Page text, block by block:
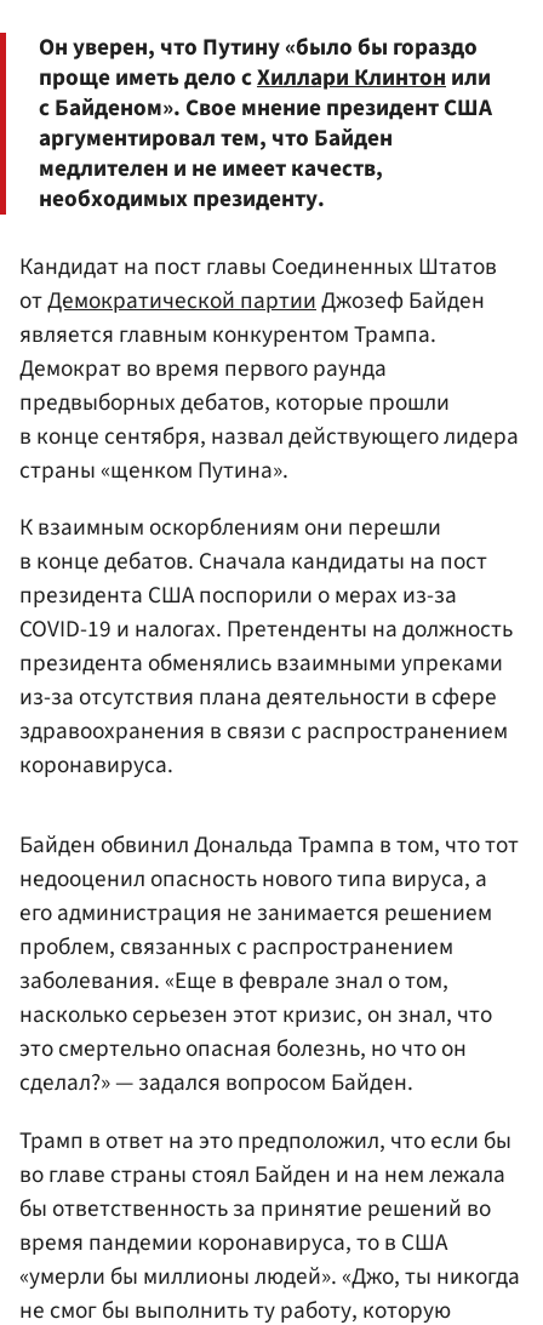
Он уверен, что Путину «было бы гораздо
проще иметь дело сХиллари Клинтонили
с Байденом». Свое мнение президент США
аргументировал тем, что Байден
медлителен и не имеет качеств,
необходимых президенту.
Кандидат на пост главы Соединенных Штатов
отДемократической партииДжозеф Байден
является главным конкурентом Трампа.
Демократ во время первого раунда
предвыборных дебатов, которые прошли
в конце сентября, назвал действующего лидера
страны «щенком Путина».
К взаимным оскорблениям они перешли
в конце дебатов. Сначала кандидаты на пост
президента США поспорили о мерах из-за
COVID-19 и налогах. Претенденты на должность
президента обменялись взаимными упреками
из-за отсутствия плана деятельности в сфере
здравоохранения в связи с распространением
коронавируса.
Байден обвинил Дональда Трампа в том, что тот
недооценил опасность нового типа вируса, а
его администрация не занимается решением
проблем, связанных с распространением
заболевания. «Еще в феврале знал о том,
насколько серьезен этот кризис, он знал, что
это смертельно опасная болезнь, но что он
сделал?» — задался вопросом Байден.
Трамп в ответ на это предположил, что если бы
во главе страны стоял Байден и на нем лежала
бы ответственность за принятие решений во
время пандемии коронавируса, то в США
«умерли бы миллионы людей». «Джо, ты никогда
не смог бы выполнить ту работу, которую